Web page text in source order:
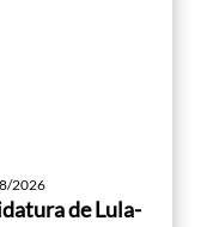
2026
de Lula-